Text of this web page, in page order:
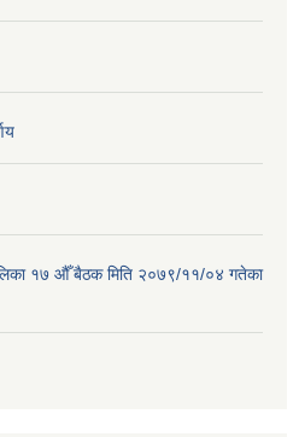
१७ औँ बैठक मिति २०७९/११/०४ गतेका